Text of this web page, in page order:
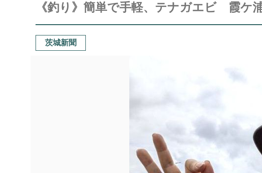
《釣り》簡単で手軽、テナガエビ 霞
茨城新聞